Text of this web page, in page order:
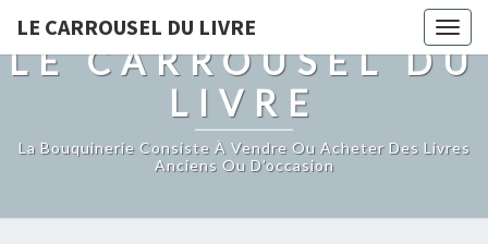
LE CARROUSEL DU LIVRE
LE CARROUSEL DU
LIVRE
La Bouquinerie Consiste À Vendre Ou Acheter Des Livres
Anciens Ou D’occasion